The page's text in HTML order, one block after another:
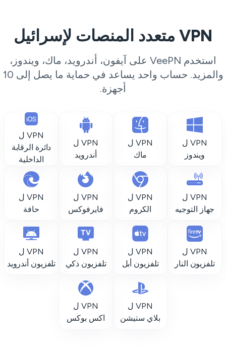
VPN متعدد المنصات لإسرائيل
استخدم VeePN على آيفون، أندرويد، ماك، ويندوز،
والمزيد. حساب واحد يساعد في حماية ما يصل إلى 10
أجهزة.
VPN ل
ويندوز
VPN ل
ماك
VPN ل
أندرويد
VPN ل
دائرة الرقابة
الداخلية
VPN ل
جهاز التوجيه
VPN ل
الكروم
VPN ل
فايرفوكس
VPN ل
حافة
VPN ل
تلفزيون النار
VPN ل
تلفزيون أبل
VPN ل
تلفزيون ذكي
VPN ل
تلفزيون أندرويد
VPN ل
بلاي ستيشن
VPN ل
اكس بوكس